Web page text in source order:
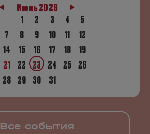
Июль 2026
1
2 3 4
5
7 8 9 10 11
12
14 15 16 17 18
19
21 22 23 24 25 26
28 29 30 31
Все события